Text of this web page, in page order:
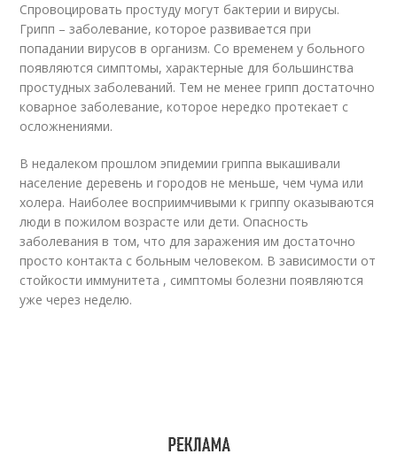
Спровоцировать простуду могут бактерии и вирусы.
Грипп – заболевание, которое развивается при
попадании вирусов в организм. Со временем у больного
появляются симптомы, характерные для большинства
простудных заболеваний. Тем не менее грипп достаточно
коварное заболевание, которое нередко протекает с
осложнениями.
В недалеком прошлом эпидемии гриппа выкашивали
население деревень и городов не меньше, чем чума или
холера. Наиболее восприимчивыми к гриппу оказываются
люди в пожилом возрасте или дети. Опасность
заболевания в том, что для заражения им достаточно
просто контакта с больным человеком. В зависимости от
стойкости иммунитета , симптомы болезни появляются
уже через неделю.